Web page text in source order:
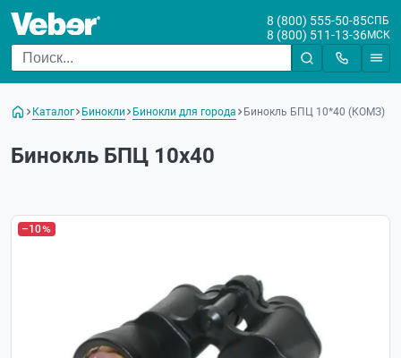
8 (800) 555-50-85СПБ
8 (800) 511-13-36МСК
Каталог Бинокли Бинокли для города Бинокль БПЦ 10*40 (КОМЗ)
Бинокль БПЦ 10x40
–10